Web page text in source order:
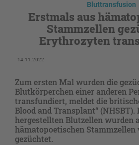
Bluttransfusion
Erstmals aus
Stammzellen
Erythrozyten
14.11.2022
Zum ersten Mal wurden die
Blutkörperchen einer anderen
transfundiert, meldet die
Blood and Transplant“ (NHSBT).
hergestellten Blutzellen wurden
hämatopoetischen Stammzellen
gezüchtet.